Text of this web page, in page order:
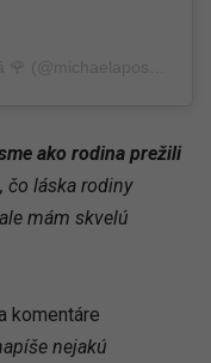
ako rodina prežili
čo láska rodiny
mám skvelú
komentáre
nejakú